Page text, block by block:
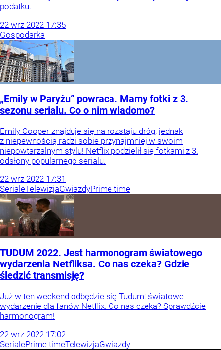
podatku.
22 wrz 2022 17:35
Gospodarka
„Emily w Paryżu” powraca. Mamy fotki z 3.
sezonu serialu. Co o nim wiadomo?
Emily Cooper znajduje się na rozstaju dróg, jednak
z niepewnością radzi sobie przynajmniej w swoim
niepowtarzalnym stylu! Netflix podzielił się fotkami z 3.
odsłony popularnego serialu.
22 wrz 2022 17:31
SerialeTelewizjaGwiazdyPrime time
TUDUM 2022. Jest harmonogram światowego
wydarzenia Netfliksa. Co nas czeka? Gdzie
śledzić transmisję?
Już w ten weekend odbędzie się Tudum: światowe
wydarzenie dla fanów Netflix. Co nas czeka? Sprawdźcie
harmonogram!
22 wrz 2022 17:02
SerialePrime timeTelewizjaGwiazdy